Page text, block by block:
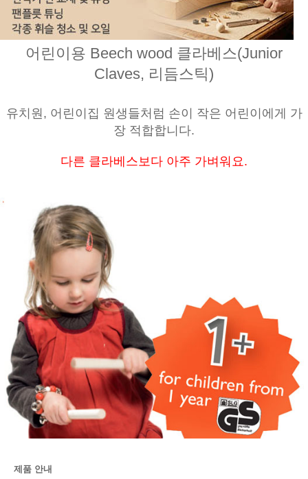
어린이용 Beech wood 클라베스(Junior
Claves, 리듬스틱)
유치원, 어린이집 원생들처럼 손이 작은 어린이에게 가
장 적합합니다.
다른 클라베스보다 아주 가벼워요.
제품 안내